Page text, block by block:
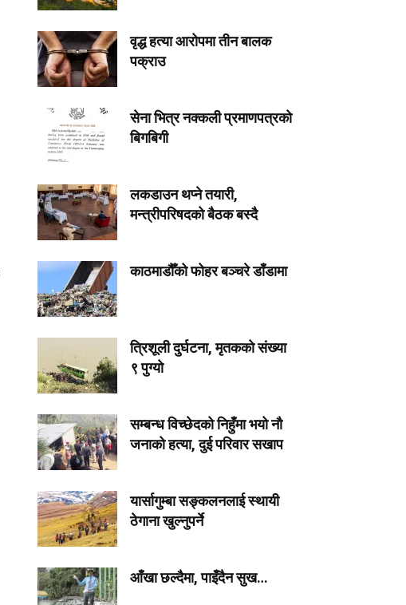
वृद्ध हत्या आरोपमा तीन बालक
पक्राउ
सेना भित्र नक्कली प्रमाणपत्रको
बिगबिगी
लकडाउन थप्ने तयारी,
मन्त्रीपरिषदको बैठक बस्दै
काठमाडौँको फोहर बञ्चरे डाँडामा
त्रिशूली दुर्घटना, मृतकको संख्या
९ पुग्यो
सम्बन्ध विच्छेदको निहुँमा भयो नौ
जनाको हत्या, दुई परिवार सखाप
यार्सागुम्बा सङ्कलनलाई स्थायी
ठेगाना खुल्नुपर्ने
आँखा छल्दैमा, पाइँदैन सुख…